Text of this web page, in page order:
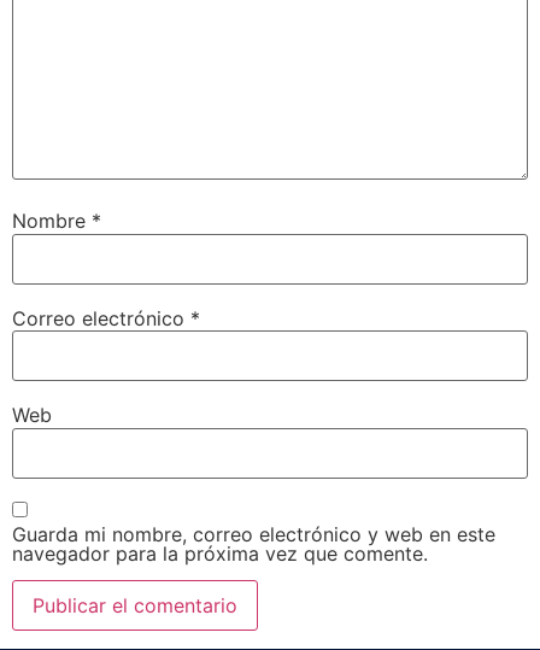
Nombre *
Correo electrónico *
Web
Guarda mi nombre, correo electrónico y web en este
navegador para la próxima vez que comente.